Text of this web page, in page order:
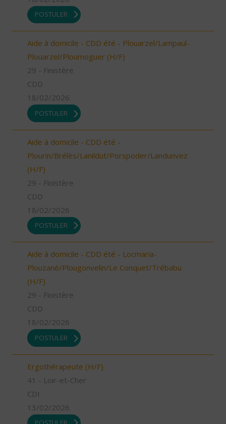
POSTULER
Aide à domicile - CDD été - Plouarzel/Lampaul-
Plouarzel/Ploumoguer (H/F)
29 - Finistère
CDD
18/02/2026
POSTULER
Aide à domicile - CDD été -
Plourin/Brélès/Lanildut/Porspoder/Landunvez
(H/F)
29 - Finistère
CDD
18/02/2026
POSTULER
Aide à domicile - CDD été - Locmaria-
Plouzané/Plougonvelin/Le Conquet/Trébabu
(H/F)
29 - Finistère
CDD
18/02/2026
POSTULER
Ergothérapeute (H/F)
41 - Loir-et-Cher
CDI
13/02/2026